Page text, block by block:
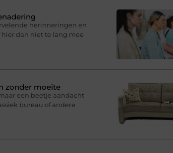
herinneringen en
dan niet te lang mee
zonder moeite
een beetje aandacht
bureau of andere